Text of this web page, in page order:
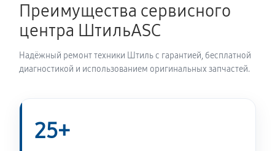
Преимущества сервисного
центра ШтильASC
Надёжный ремонт техники Штиль с гарантией, бесплатной
диагностикой и использованием оригинальных запчастей.
25+